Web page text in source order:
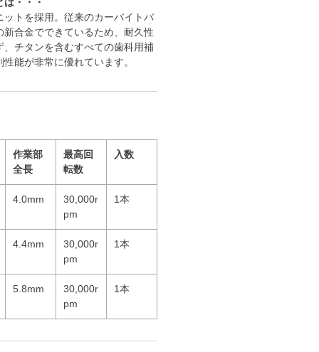
・・・
ットを採用。従来のカーバイトバ
新合金でできているため、耐久性
、チタンを含むすべての歯科用補
能が非常に優れています。
作業部
全長
最高回
転数
入数
4.0mm
30,000r
pm
1本
4.4mm
30,000r
pm
1本
5.8mm
30,000r
pm
1本